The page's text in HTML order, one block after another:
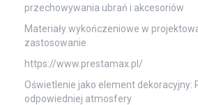
przechowywania ubrań i akcesoriów
Materiały wykończeniowe w
zastosowanie
https://www.prestamax.pl/
Oświetlenie jako element dekoracyjny:
odpowiedniej atmosfery